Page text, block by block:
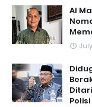
AI
Polisi